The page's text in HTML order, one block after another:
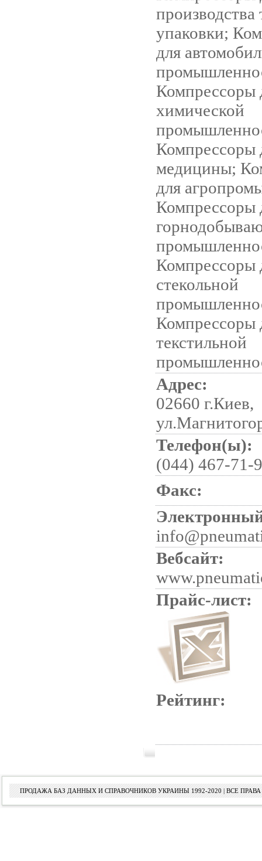
производства
упаковки;
для
Компрессоры
химической
Компрессоры
медицины;
для
Компрессоры
Компрессоры
стекольной
Компрессоры
текстильной
Адрес:
02660 г.Киев,
Телефон(ы):
(044) 467-71-
Факс:
Вебсайт:
Прайс-лист:
Рейтинг:
ПРОДАЖА БАЗ ДАННЫХ И СПРАВОЧНИКОВ УКРАИНЫ 1992-2020 | ВСЕ